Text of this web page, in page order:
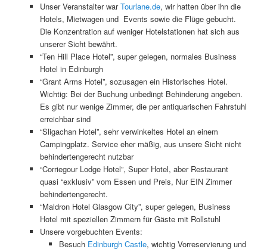
Unser Veranstalter warTourlane.de, wir hatten über ihn die
Hotels, Mietwagen und Events sowie die Flüge gebucht.
Die Konzentration auf weniger Hotelstationen hat sich aus
unserer Sicht bewährt.
“Ten Hill Place Hotel”, super gelegen, normales Business
Hotel in Edinburgh
“Grant Arms Hotel”, sozusagen ein Historisches Hotel.
Wichtig: Bei der Buchung unbedingt Behinderung angeben.
Es gibt nur wenige Zimmer, die per antiquarischen Fahrstuhl
erreichbar sind
“Sligachan Hotel”, sehr verwinkeltes Hotel an einem
Campingplatz. Service eher mäßig, aus unsere Sicht nicht
behindertengerecht nutzbar
“Corriegour Lodge Hotel”, Super Hotel, aber Restaurant
quasi “exklusiv” vom Essen und Preis, Nur EIN Zimmer
behindertengerecht.
“Maldron Hotel Glasgow City”, super gelegen, Business
Hotel mit speziellen Zimmern für Gäste mit Rollstuhl
Unsere vorgebuchten Events:
Besuch Edinburgh Castle, wichtig Vorreservierung und